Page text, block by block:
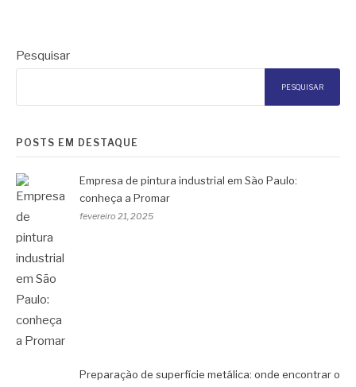
Pesquisar
PESQUISAR
POSTS EM DESTAQUE
Empresa de pintura industrial em São Paulo:
conheça a Promar
fevereiro 21, 2025
Preparação de superfície metálica: onde encontrar o